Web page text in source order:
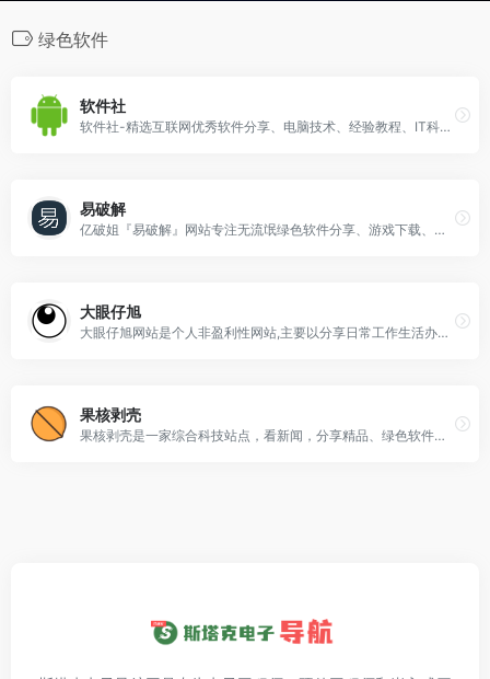
绿色软件
软件社
软件社-精选互联网优秀软件分享、电脑技术、经验教程、IT科技资讯为一体的的站点、安全、绿色、放心,致力于为广大的网友提供绿色资源。
易破解
亿破姐『易破解』网站专注无流氓绿色软件分享、游戏下载、电脑技术、经验教程为一体的站点、安全、纯净、放心、九年磨一剑，不忘初心只为给你最需要的内容。
大眼仔旭
大眼仔旭网站是个人非盈利性网站,主要以分享日常工作生活办公技术资源为主,大眼仔热衷于分享互联网上一切所有美好事物,希望和您一起成长.
果核剥壳
果核剥壳是一家综合科技站点，看新闻，分享精品、绿色软件，Windows系统。守住互联网最后的一片净土。